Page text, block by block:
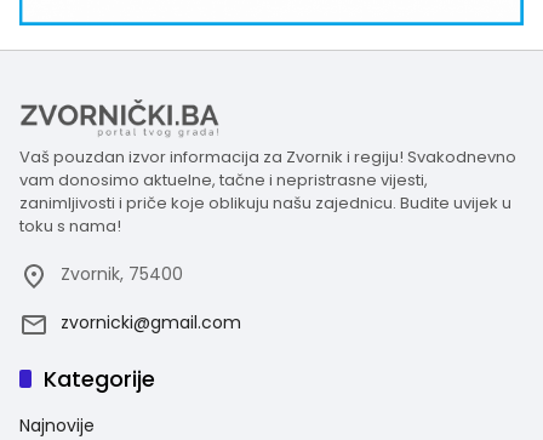
Vaš pouzdan izvor informacija za Zvornik i regiju! Svakodnevno
vam donosimo aktuelne, tačne i nepristrasne vijesti,
zanimljivosti i priče koje oblikuju našu zajednicu. Budite uvijek u
toku s nama!
Zvornik, 75400
zvornicki@gmail.com
Kategorije
Najnovije